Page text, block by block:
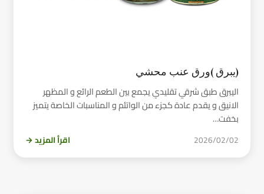
(يبرق )ورق عنب محشي
اليبرق طبق شرقي تقليدي يجمع بين الطعم الرائع و المظهر
الانيق و يقدم عادة كجزء من الواتئم و المناسبات الخاصة يتميز
بخفت…
2026/02/02 اقرأ المزيد →